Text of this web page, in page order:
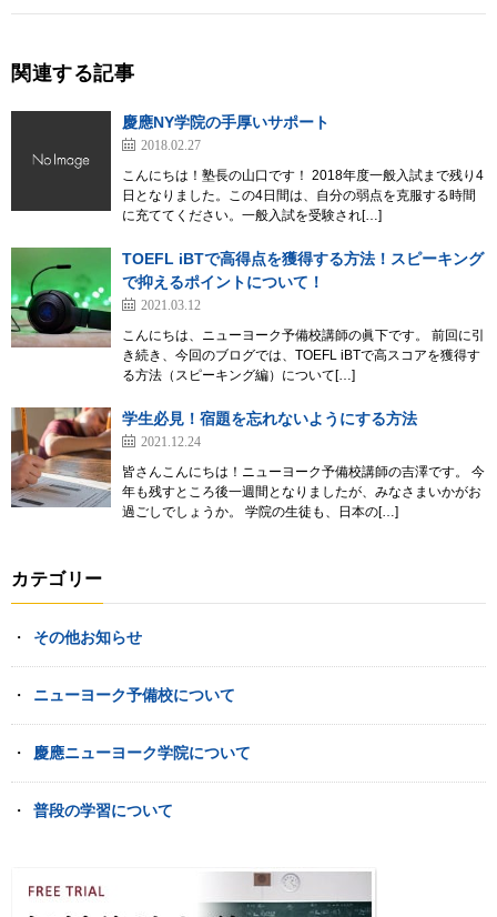
関連する記事
慶應NY学院の手厚いサポート
2018.02.27
こんにちは！塾長の山口です！ 2018年度一般入試まで残り4
日となりました。この4日間は、自分の弱点を克服する時間
に充ててください。一般入試を受験され[…]
TOEFL iBTで高得点を獲得する方法！スピーキング
で抑えるポイントについて！
2021.03.12
こんにちは、ニューヨーク予備校講師の眞下です。 前回に引
き続き、今回のブログでは、TOEFL iBTで高スコアを獲得す
る方法（スピーキング編）について[…]
学生必見！宿題を忘れないようにする方法
2021.12.24
皆さんこんにちは！ニューヨーク予備校講師の吉澤です。 今
年も残すところ後一週間となりましたが、みなさまいかがお
過ごしでしょうか。 学院の生徒も、日本の[…]
カテゴリー
その他お知らせ
ニューヨーク予備校について
慶應ニューヨーク学院について
普段の学習について